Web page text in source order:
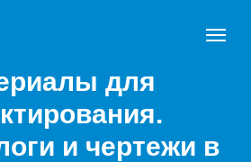
для
и чертежи в